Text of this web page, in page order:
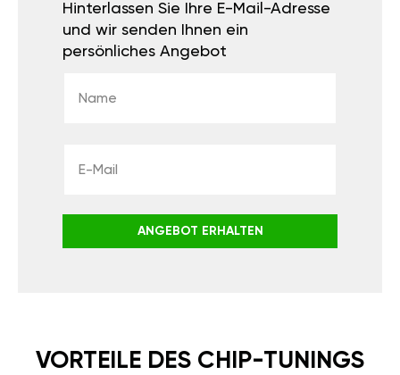
Hinterlassen Sie Ihre E-Mail-Adresse
und wir senden Ihnen ein
persönliches Angebot
ANGEBOT ERHALTEN
VORTEILE DES CHIP-TUNINGS